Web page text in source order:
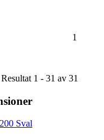
1
Resultat 1 - 31 av 31
Sval